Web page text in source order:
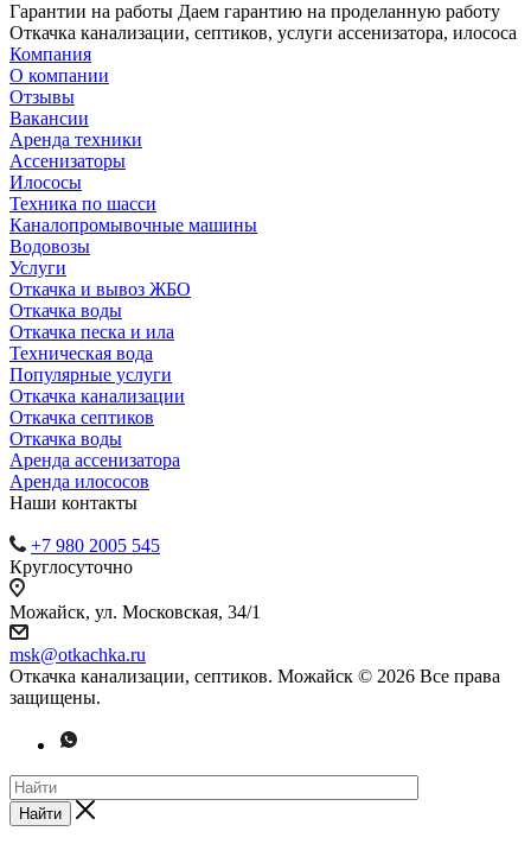
Гарантии на работы Даем гарантию на проделанную работу
Откачка канализации, септиков, услуги ассенизатора, илососа
Компания
О компании
Отзывы
Вакансии
Аренда техники
Ассенизаторы
Илососы
Техника по шасси
Каналопромывочные машины
Водовозы
Услуги
Откачка и вывоз ЖБО
Откачка воды
Откачка песка и ила
Техническая вода
Популярные услуги
Откачка канализации
Откачка септиков
Откачка воды
Аренда ассенизатора
Аренда илососов
Наши контакты
+7 980 2005 545
Круглосуточно
Можайск, ул. Московская, 34/1
msk@otkachka.ru
Откачка канализации, септиков. Можайск © 2026 Все права
защищены.
Найти